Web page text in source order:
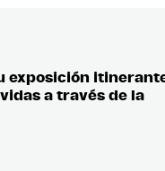
exposición
a través de la